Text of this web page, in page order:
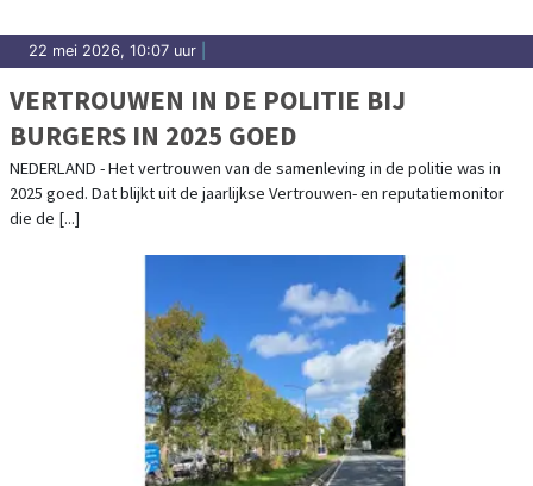
22 mei 2026, 10:07 uur
VERTROUWEN IN DE POLITIE BIJ
BURGERS IN 2025 GOED
NEDERLAND - Het vertrouwen van de samenleving in de politie was in
2025 goed. Dat blijkt uit de jaarlijkse Vertrouwen- en reputatiemonitor
die de [...]